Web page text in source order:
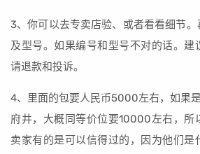
3、你可以去专卖店验、或者看看细节
及型号。如果编号和型号不对的话。建
请退款和投诉。
4、里面的包要人民币5000左右，如果
府井，大概同等价位要10000左右，所
卖家有的是可以信得过的，因为他们是